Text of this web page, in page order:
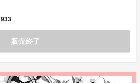
933
販売終了